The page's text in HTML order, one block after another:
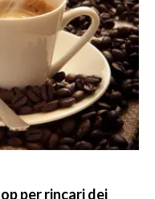
per rincari dei